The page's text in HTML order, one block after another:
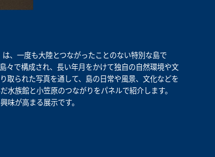
、一度も大陸とつながったことのない特別な島で
々で構成され、長い年月をかけて独自の自然環境や文
取られた写真を通して、島の日常や風景、文化などを
族館と小笠原のつながりをパネルで紹介します。
味が高まる展示です。